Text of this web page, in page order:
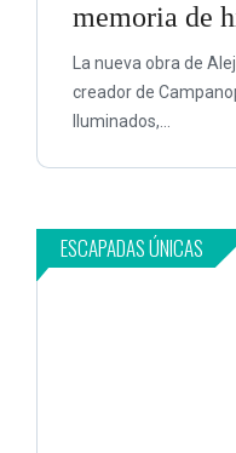
memoria de
La nueva obra de
creador de
Iluminados,...
ESCAPADAS ÚNICAS